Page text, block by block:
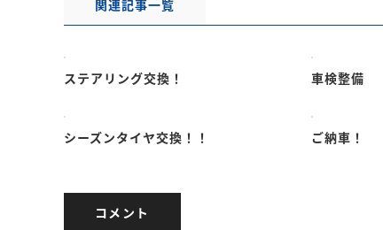
関連記事一覧
ステアリング交換！ 車検整備
シーズンタイヤ交換！！ ご納車！
コメント